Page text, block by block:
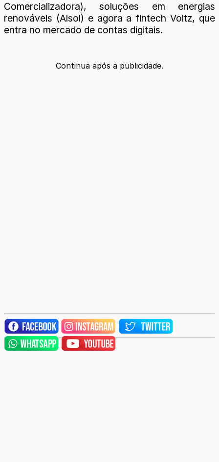
Comercializadora), soluções em energias
renováveis (Alsol) e agora a fintech Voltz, que
entra no mercado de contas digitais.
Continua após a publicidade.